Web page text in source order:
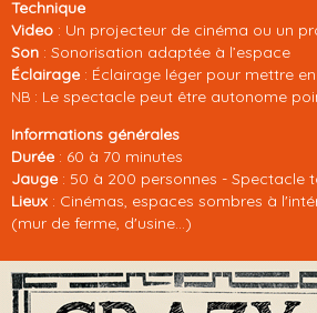
Technique
Video : Un projecteur de cinéma ou un
Son : Sonorisation adaptée à l’espace
Éclairage : Éclairage léger pour mettre
NB : Le spectacle peut être autonome
Informations générales
Durée : 60 à 70 minutes
Jauge : 50 à 200 personnes - Spectacle
Lieux : Cinémas, espaces sombres à
(mur de ferme, d'usine...)